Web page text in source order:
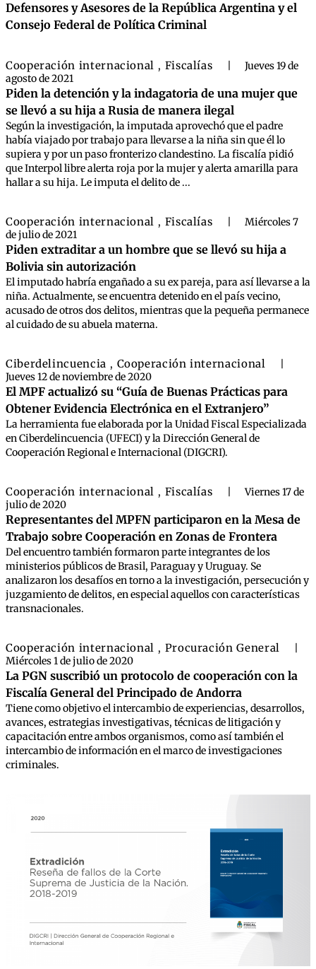
Defensores y Asesores de la República Argentina y el
Consejo Federal de Política Criminal
Cooperación internacional , Fiscalías
Jueves 19 de
agosto de 2021
Piden la detención y la indagatoria de una mujer que
se llevó a su hija a Rusia de manera ilegal
Según la investigación, la imputada aprovechó que el padre
había viajado por trabajo para llevarse a la niña sin que él lo
supiera y por un paso fronterizo clandestino. La fiscalía pidió
que Interpol libre alerta roja por la mujer y alerta amarilla para
hallar a su hija. Le imputa el delito de ...
Cooperación internacional , Fiscalías
Miércoles 7
de julio de 2021
Piden extraditar a un hombre que se llevó su hija a
Bolivia sin autorización
El imputado habría engañado a su ex pareja, para así llevarse a la
niña. Actualmente, se encuentra detenido en el país vecino,
acusado de otros dos delitos, mientras que la pequeña permanece
al cuidado de su abuela materna.
Ciberdelincuencia , Cooperación internacional
Jueves 12 de noviembre de 2020
El MPF actualizó su “Guía de Buenas Prácticas para
Obtener Evidencia Electrónica en el Extranjero”
La herramienta fue elaborada por la Unidad Fiscal Especializada
en Ciberdelincuencia (UFECI) y la Dirección General de
Cooperación Regional e Internacional (DIGCRI).
Cooperación internacional , Fiscalías
Viernes 17 de
julio de 2020
Representantes del MPFN participaron en la Mesa de
Trabajo sobre Cooperación en Zonas de Frontera
Del encuentro también formaron parte integrantes de los
ministerios públicos de Brasil, Paraguay y Uruguay. Se
analizaron los desafíos en torno a la investigación, persecución y
juzgamiento de delitos, en especial aquellos con características
transnacionales.
Cooperación internacional , Procuración General
Miércoles 1 de julio de 2020
La PGN suscribió un protocolo de cooperación con la
Fiscalía General del Principado de Andorra
Tiene como objetivo el intercambio de experiencias, desarrollos,
avances, estrategias investigativas, técnicas de litigación y
capacitación entre ambos organismos, como así también el
intercambio de información en el marco de investigaciones
criminales.